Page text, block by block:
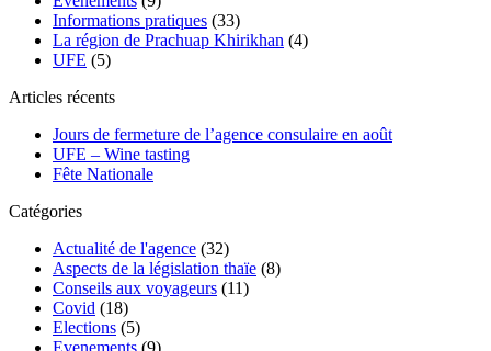
Informations pratiques (33)
La région de Prachuap Khirikhan (4)
UFE (5)
Articles récents
Jours de fermeture de l’agence consulaire en août
UFE – Wine tasting
Fête Nationale
Catégories
Actualité de l'agence (32)
Aspects de la législation thaïe (8)
Conseils aux voyageurs (11)
Covid (18)
Elections (5)